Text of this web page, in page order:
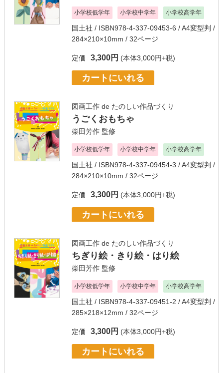
小学校低学年 小学校中学年 小学校高学年
国土社 / ISBN978-4-337-09453-6 / A4変型判 /
284×210×10mm / 32ページ
定価 3,300円 (本体3,000円+税)
カートにいれる
図画工作 de たのしい作品づくり
うごくおもちゃ
柴田芳作 監修
小学校低学年 小学校中学年 小学校高学年
国土社 / ISBN978-4-337-09454-3 / A4変型判 /
284×210×10mm / 32ページ
定価 3,300円 (本体3,000円+税)
カートにいれる
図画工作 de たのしい作品づくり
ちぎり絵・きり絵・はり絵
柴田芳作 監修
小学校低学年 小学校中学年 小学校高学年
国土社 / ISBN978-4-337-09451-2 / A4変型判 /
285×218×12mm / 32ページ
定価 3,300円 (本体3,000円+税)
カートにいれる